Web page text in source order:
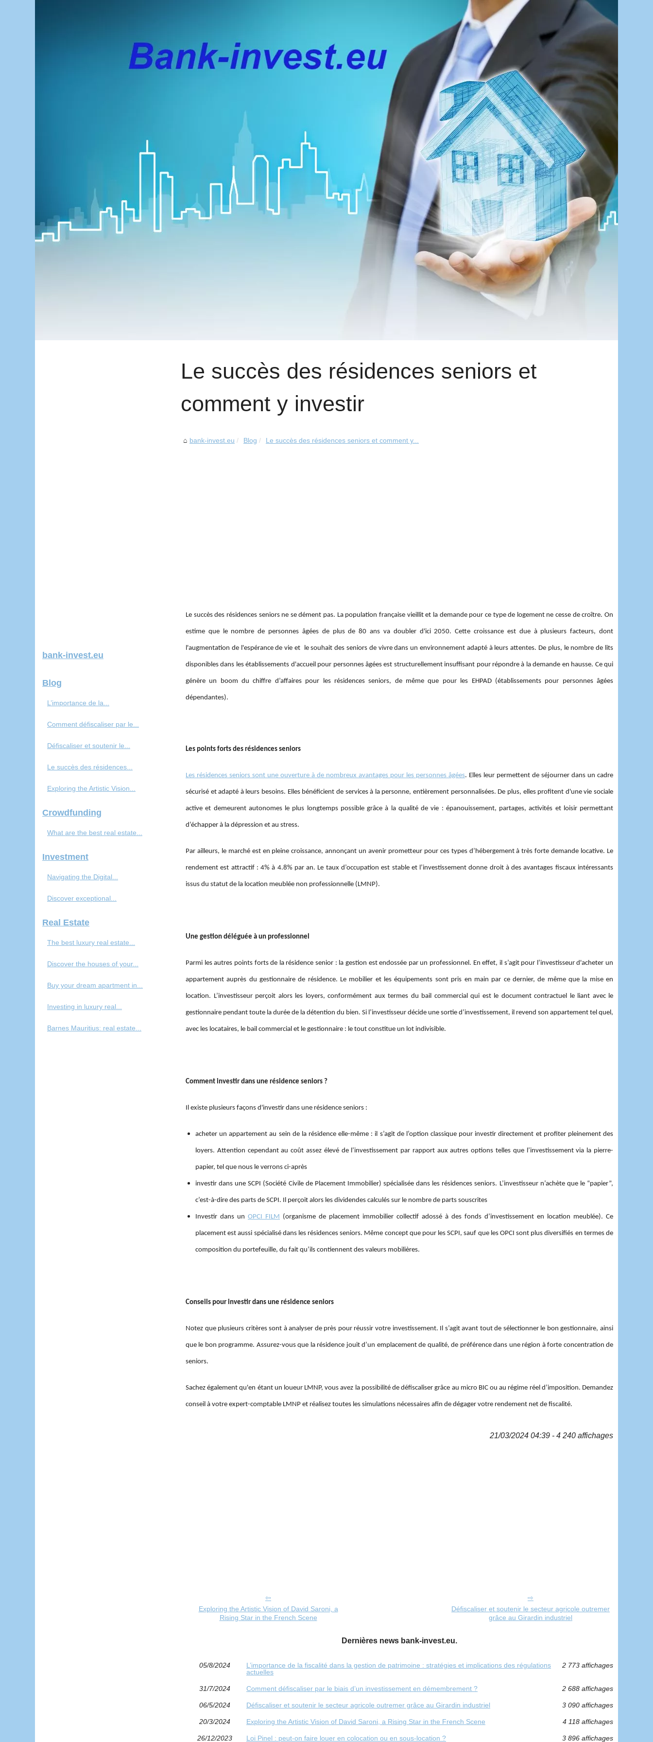
Le succès des résidences seniors et
comment y investir
bank-invest.eu Blog Le succès des résidences seniors et comment y...
Le succès des résidences seniors ne se dément pas. La population française vieillit et la demande pour ce type de logement ne cesse de croître. On
estime que le nombre de personnes âgées de plus de 80 ans va doubler d'ici 2050. Cette croissance est due à plusieurs facteurs, dont
l'augmentation de l'espérance de vie et le souhait des seniors de vivre dans un environnement adapté à leurs attentes. De plus, le nombre de lits
disponibles dans les établissements d'accueil pour personnes âgées est structurellement insuffisant pour répondre à la demande en hausse. Ce qui
génère un boom du chiffre d’affaires pour les résidences seniors, de même que pour les EHPAD (établissements pour personnes âgées
dépendantes).
Les points forts des résidences seniors
Les résidences seniors sont une ouverture à de nombreux avantages pour les personnes âgées. Elles leur permettent de séjourner dans un cadre
sécurisé et adapté à leurs besoins. Elles bénéficient de services à la personne, entièrement personnalisées. De plus, elles profitent d'une vie sociale
active et demeurent autonomes le plus longtemps possible grâce à la qualité de vie : épanouissement, partages, activités et loisir permettant
d’échapper à la dépression et au stress.
Par ailleurs, le marché est en pleine croissance, annonçant un avenir prometteur pour ces types d’hébergement à très forte demande locative. Le
rendement est attractif : 4% à 4.8% par an. Le taux d’occupation est stable et l’investissement donne droit à des avantages fiscaux intéressants
issus du statut de la location meublée non professionnelle (LMNP).
Une gestion déléguée à un professionnel
Parmi les autres points forts de la résidence senior : la gestion est endossée par un professionnel. En effet, il s’agit pour l’investisseur d'acheter un
appartement auprès du gestionnaire de résidence. Le mobilier et les équipements sont pris en main par ce dernier, de même que la mise en
location. L’investisseur perçoit alors les loyers, conformément aux termes du bail commercial qui est le document contractuel le liant avec le
gestionnaire pendant toute la durée de la détention du bien. Si l’investisseur décide une sortie d’investissement, il revend son appartement tel quel,
avec les locataires, le bail commercial et le gestionnaire : le tout constitue un lot indivisible.
Comment investir dans une résidence seniors ?
Il existe plusieurs façons d'investir dans une résidence seniors :
acheter un appartement au sein de la résidence elle-même : il s’agit de l’option classique pour investir directement et profiter pleinement des
loyers. Attention cependant au coût assez élevé de l’investissement par rapport aux autres options telles que l’investissement via la pierre-
papier, tel que nous le verrons ci-après
investir dans une SCPI (Société Civile de Placement Immobilier) spécialisée dans les résidences seniors. L’investisseur n’achète que le “papier”,
c’est-à-dire des parts de SCPI. Il perçoit alors les dividendes calculés sur le nombre de parts souscrites
Investir dans un OPCI FILM (organisme de placement immobilier collectif adossé à des fonds d’investissement en location meublée). Ce
placement est aussi spécialisé dans les résidences seniors. Même concept que pour les SCPI, sauf que les OPCI sont plus diversifiés en termes de
composition du portefeuille, du fait qu’ils contiennent des valeurs mobilières.
Conseils pour investir dans une résidence seniors
Notez que plusieurs critères sont à analyser de près pour réussir votre investissement. Il s’agit avant tout de sélectionner le bon gestionnaire, ainsi
que le bon programme. Assurez-vous que la résidence jouit d’un emplacement de qualité, de préférence dans une région à forte concentration de
seniors.
Sachez également qu'en étant un loueur LMNP, vous avez la possibilité de défiscaliser grâce au micro BIC ou au régime réel d’imposition. Demandez
conseil à votre expert-comptable LMNP et réalisez toutes les simulations nécessaires afin de dégager votre rendement net de fiscalité.
21/03/2024 04:39 - 4 240 affichages
Exploring the Artistic Vision of David Saroni, a
Rising Star in the French Scene
Défiscaliser et soutenir le secteur agricole outremer
grâce au Girardin industriel
Dernières news bank-invest.eu.
05/8/2024
L’importance de la fiscalité dans la gestion de patrimoine : stratégies et implications des régulations
actuelles
2 773 affichages
31/7/2024 Comment défiscaliser par le biais d’un investissement en démembrement ? 2 688 affichages
06/5/2024 Défiscaliser et soutenir le secteur agricole outremer grâce au Girardin industriel 3 090 affichages
20/3/2024 Exploring the Artistic Vision of David Saroni, a Rising Star in the French Scene 4 118 affichages
26/12/2023 Loi Pinel : peut-on faire louer en colocation ou en sous-location ? 3 896 affichages
bank-invest.eu
Blog
L’importance de la...
Comment défiscaliser par le...
Défiscaliser et soutenir le...
Le succès des résidences...
Exploring the Artistic Vision...
Crowdfunding
What are the best real estate...
Investment
Navigating the Digital...
Discover exceptional...
Real Estate
The best luxury real estate...
Discover the houses of your...
Buy your dream apartment in...
Investing in luxury real...
Barnes Mauritius: real estate...